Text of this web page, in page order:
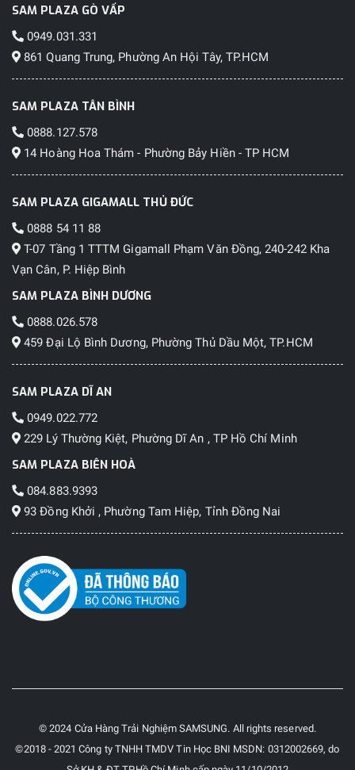
SAM PLAZA GÒ VẤP
0949.031.331
861 Quang Trung, Phường An Hội Tây, TP.HCM
SAM PLAZA TÂN BÌNH
0888.127.578
14 Hoàng Hoa Thám - Phường Bảy Hiền - TP HCM
SAM PLAZA GIGAMALL THỦ ĐỨC
0888 54 11 88
T-07 Tầng 1 TTTM Gigamall Phạm Văn Đồng, 240-242 Kha
Vạn Cân, P. Hiệp Bình
SAM PLAZA BÌNH DƯƠNG
0888.026.578
459 Đại Lộ Bình Dương, Phường Thủ Dầu Một, TP.HCM
SAM PLAZA DĨ AN
0949.022.772
229 Lý Thường Kiệt, Phường Dĩ An , TP Hồ Chí Minh
SAM PLAZA BIÊN HOÀ
084.883.9393
93 Đồng Khởi , Phường Tam Hiệp, Tỉnh Đồng Nai
© 2024 Cửa Hàng Trải Nghiệm SAMSUNG. All rights reserved.
©2018 - 2021 Công ty TNHH TMDV Tin Học BNI MSDN: 0312002669, do